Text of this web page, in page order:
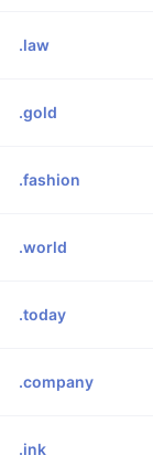
.law
.gold
.fashion
.world
.today
.company
.ink